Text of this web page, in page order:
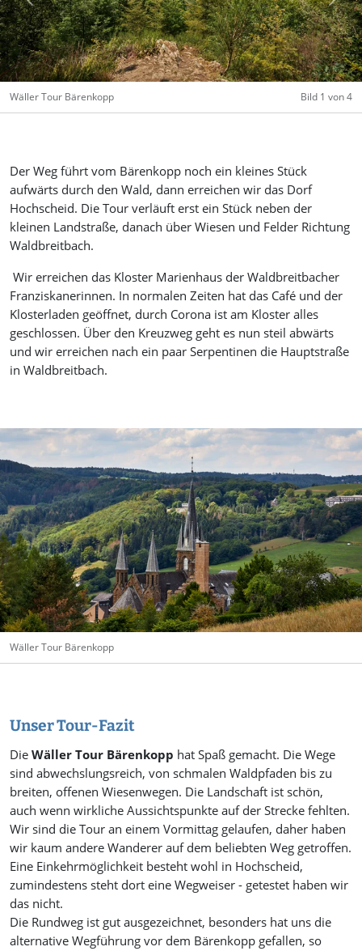
Wäller Tour Bärenkopp Bild 1 von 4
Der Weg führt vom Bärenkopp noch ein kleines Stück
aufwärts durch den Wald, dann erreichen wir das Dorf
Hochscheid. Die Tour verläuft erst ein Stück neben der
kleinen Landstraße, danach über Wiesen und Felder Richtung
Waldbreitbach.
Wir erreichen das Kloster Marienhaus der Waldbreitbacher
Franziskanerinnen. In normalen Zeiten hat das Café und der
Klosterladen geöffnet, durch Corona ist am Kloster alles
geschlossen. Über den Kreuzweg geht es nun steil abwärts
und wir erreichen nach ein paar Serpentinen die Hauptstraße
in Waldbreitbach.
Wäller Tour Bärenkopp
Unser Tour-Fazit
DieWäller Tour Bärenkopp hat Spaß gemacht. Die Wege
sind abwechslungsreich, von schmalen Waldpfaden bis zu
breiten, offenen Wiesenwegen. Die Landschaft ist schön,
auch wenn wirkliche Aussichtspunkte auf der Strecke fehlten.
Wir sind die Tour an einem Vormittag gelaufen, daher haben
wir kaum andere Wanderer auf dem beliebten Weg getroffen.
Eine Einkehrmöglichkeit besteht wohl in Hochscheid,
zumindestens steht dort eine Wegweiser - getestet haben wir
das nicht.
Die Rundweg ist gut ausgezeichnet, besonders hat uns die
alternative Wegführung vor dem Bärenkopp gefallen, so